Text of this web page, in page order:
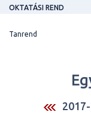
OKTATÁSI REND
Tanrend